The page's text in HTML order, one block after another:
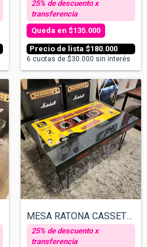
$180.000
$135.000
6 cuotas de $30.000 sin interés
MESA RATONA CASSETTE - UN POCO DE RUIDO